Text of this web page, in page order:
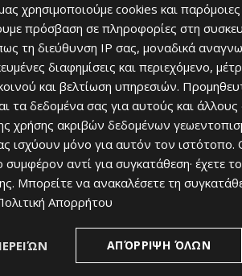
χρησιμοποιούμε cookies και
πρόσβαση σε πληροφορίες στη
τη διεύθυνση IP σας, μοναδικά
διαφημίσεις και περιεχόμενο,
και βελτίωση υπηρεσιών.
τα δεδομένα σας για αυτούς και
χρήσης ακριβών δεδομένων
ισχύουν μόνο για αυτόν τον ιστότοπο.
αντί για συγκατάθεση· έχετε
. Μπορείτε να ανακαλέσετε τη
Απορρήτου
ΑΠΌΡΡΙΨΗ ΌΛΩΝ